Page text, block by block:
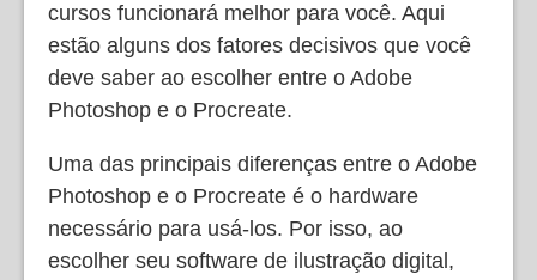
cursos funcionará melhor para você. Aqui
estão alguns dos fatores decisivos que você
deve saber ao escolher entre o Adobe
Photoshop e o Procreate.
Uma das principais diferenças entre o Adobe
Photoshop e o Procreate é o hardware
necessário para usá-los. Por isso, ao
escolher seu software de ilustração digital,